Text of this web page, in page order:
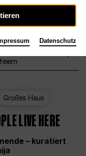
Großes Haus
LIVE HERE
– kuratiert
Datenschutz